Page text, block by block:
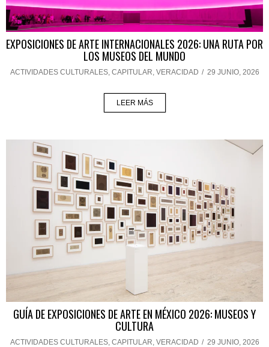
EXPOSICIONES DE ARTE INTERNACIONALES 2026: UNA RUTA POR
LOS MUSEOS DEL MUNDO
ACTIVIDADES CULTURALES, CAPITULAR VERACIDAD / 29 JUNIO, 2026
LEER MÁS
GUÍA DE EXPOSICIONES DE ARTE EN MÉXICO 2026: MUSEOS Y
CULTURA
ACTIVIDADES CULTURALES, CAPITULAR VERACIDAD / 29 JUNIO, 2026